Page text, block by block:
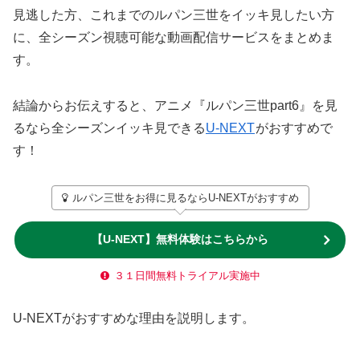
見逃した方、これまでのルパン三世をイッキ見したい方
に、全シーズン視聴可能な動画配信サービスをまとめま
す。
結論からお伝えすると、アニメ『ルパン三世part6』を見
るなら全シーズンイッキ見できるU-NEXTがおすすめで
す！
ルパン三世をお得に見るならU-NEXTがおすすめ
【U-NEXT】無料体験はこちらから
３１日間無料トライアル実施中
U-NEXTがおすすめな理由を説明します。